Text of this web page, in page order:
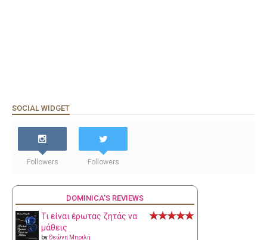
SOCIAL WIDGET
Followers Followers
DOMINICA'S REVIEWS
Τι είναι έρωτας ζητάς να
μάθεις
byΘεώνη Μπριλή